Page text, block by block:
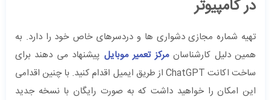
در کامپیوتر
تهیه شماره مجازی دشواری‌ ها و دردسرهای خاص خود را دارد. به
همین دلیل کارشناسانمرکز تعمیر موبایل پیشنهاد می ‌دهند برای
ساخت اکانت ChatGPT از طریق ایمیل اقدام کنید. با چنین اقدامی
این امکان را خواهید داشت که به صورت رایگان با نسخه جدید